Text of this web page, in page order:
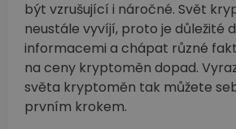
být vzrušující i náročné. Svět
neustále vyvíjí, proto je důležité
informacemi a chápat různé
na ceny kryptoměn dopad.
světa kryptoměn tak můžete
prvním krokem.